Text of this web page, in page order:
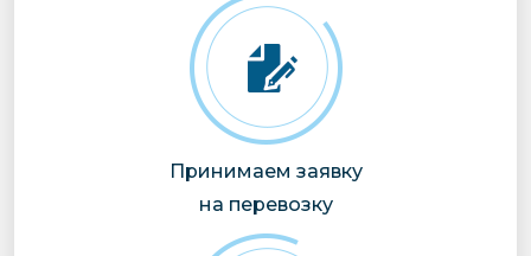
Принимаем заявку
на перевозку